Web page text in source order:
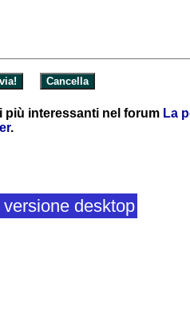
più interessanti nel forum La
.
desktop